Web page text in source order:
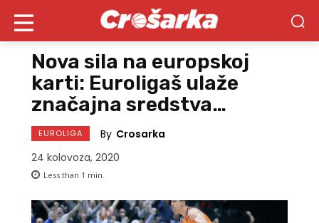
Nova sila na europskoj
karti: Euroligaš ulaže
značajna sredstva…
EUROLIGA By Crosarka
24 kolovoza, 2020
Less than 1 min.